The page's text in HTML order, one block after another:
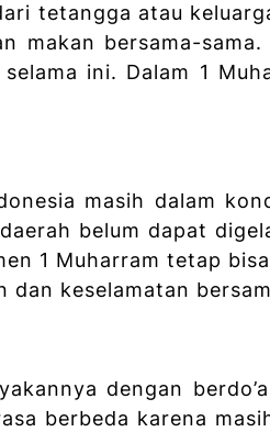
tetangga atau
makan bersama-
ini. Dalam 1
masih dalam
belum dapat
1 Muharram tetap
dan keselamatan
dengan
berbeda karena